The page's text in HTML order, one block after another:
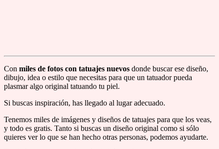
Con miles de fotos con tatuajes nuevos donde buscar ese diseño,
dibujo, idea o estilo que necesitas para que un tatuador pueda
plasmar algo original tatuando tu piel.
Si buscas inspiración, has llegado al lugar adecuado.
Tenemos miles de imágenes y diseños de tatuajes para que los veas,
y todo es gratis. Tanto si buscas un diseño original como si sólo
quieres ver lo que se han hecho otras personas, podemos ayudarte.